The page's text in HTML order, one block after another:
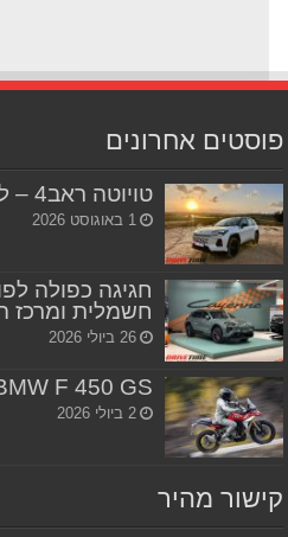
אחרונים
טויוטה ראב4 – לא אנדרדוג
1 באוגוסט 2026
חגיגה כפולה
חשמלית ומרכז
26 ביולי 2026
BMW F 450 GS – השקה בישראל
2 ביולי 2026
מהיר